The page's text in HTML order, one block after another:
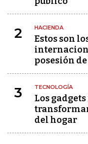
2 HACIENDA
Estos son
posesión
3 TECNOLOGÍA
Los
del hogar